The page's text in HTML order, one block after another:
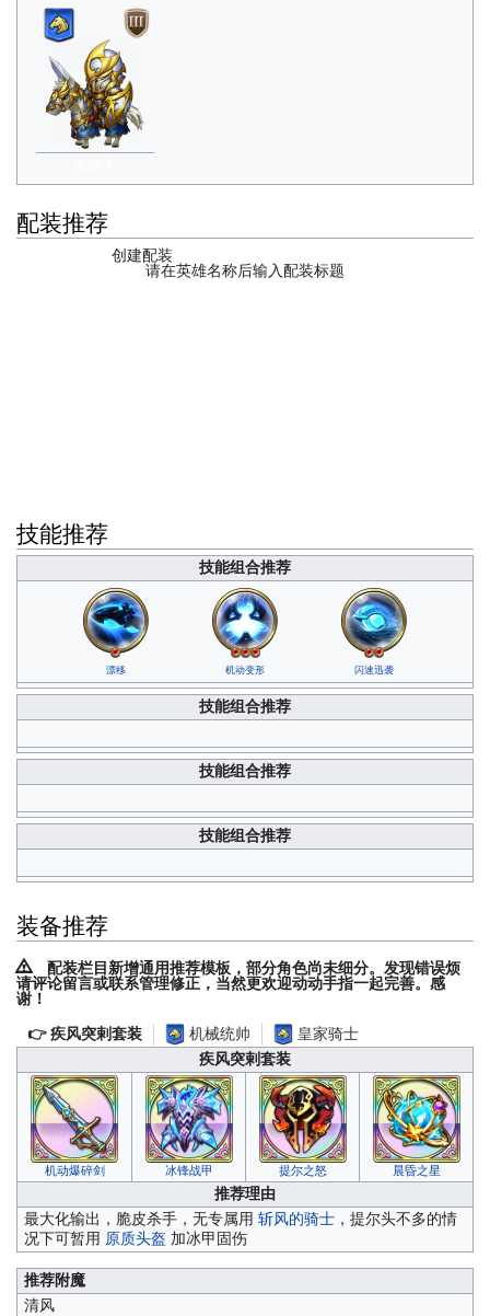
配装推荐
创建配装
请在英雄名称后输入配装标题
技能推荐
技能组合推荐
漂移 机动变形 闪速迅袭
技能组合推荐
技能组合推荐
技能组合推荐
装备推荐
配装栏目新增通用推荐模板，部分角色尚未细分。发现错误烦
请评论留言或联系管理修正，当然更欢迎动动手指一起完善。感
谢！
👉 疾风突剌套装 机械统帅
皇家骑士
疾风突剌套装
机动爆碎剑 冰锋战甲 提尔之怒 晨昏之星
推荐理由
最大化输出，脆皮杀手，无专属用 斩风的骑士，提尔头不多的情
况下可暂用 原质头盔 加冰甲固伤
推荐附魔
清风